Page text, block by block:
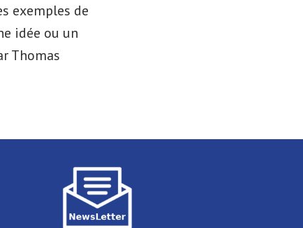
exemples de
idée ou un
Thomas